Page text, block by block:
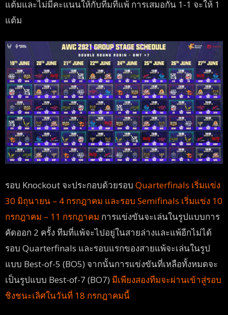
แต้มและไม่มีคะแนนให้กับทีมที่แพ้ การเสมอกัน 1-1 จะให้ 1
แต้ม
รอบ Knockout จะประกอบด้วยรอบ Quarterfinals เริ่มแข่ง
30 มิถุนายน – 4 กรกฎาคม และรอบ Semifinals เริ่มแข่ง 10
กรกฎาคม – 11 กรกฎาคม การแข่งขันจะเล่นในรูปแบบการ
คัดออก 2 ครั้ง ทีมที่แพ้จะไปอยู่ในสายล่างและแพ้อีกไม่ได้
รอบ Quarterfinals และรอบแรกของสายแพ้จะเล่นในรูป
แบบ Best-of-5 (BO5) จากนั้นการแข่งขันที่เหลือทั้งหมดจะ
เป็นรูปแบบ Best-of-7 (BO7) มีเพียงสองทีมจะผ่านเข้าสู่รอบ
ชิงชนะเลิศในวันที่ 18 กรกฎาคมนี้